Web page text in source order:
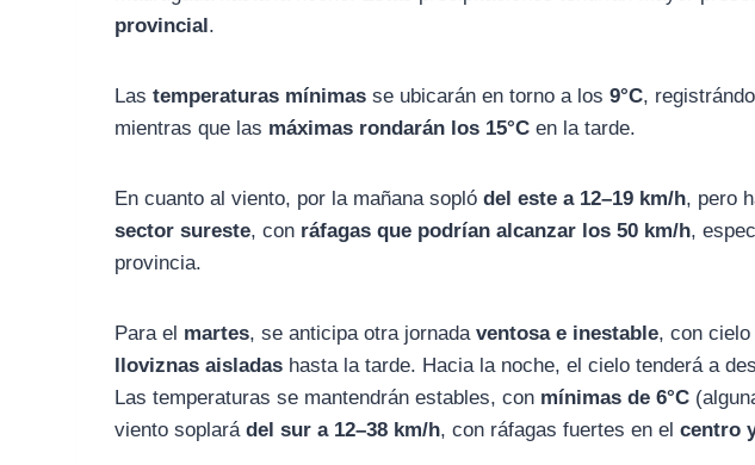
provincial.
Lastemperaturas mínimas se ubicarán en torno a los9°C,
mientras que las máximas rondarán los 15°C en la tarde.
En cuanto al viento, por la mañana soplódel este a 12–19 km/h, pero
sector sureste, con ráfagas que podrían alcanzar los 50 km/h,
provincia.
Para el martes, se anticipa otra jornadaventosa e inestable, con
lloviznas aisladas hasta la tarde. Hacia la noche, el cielo tenderá a
Las temperaturas se mantendrán estables, con mínimas de 6°C
viento soplarádel sur a 12–38 km/h, con ráfagas fuertes en elcentro